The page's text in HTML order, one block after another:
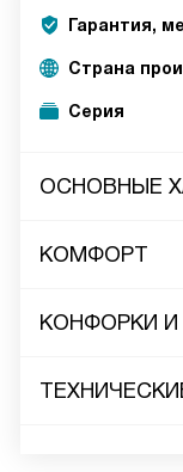
Гарантия,
Страна
Серия
ОСНОВНЫЕ
КОМФОРТ
КОНФОРКИ